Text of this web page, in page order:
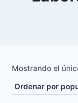
Mostrando el